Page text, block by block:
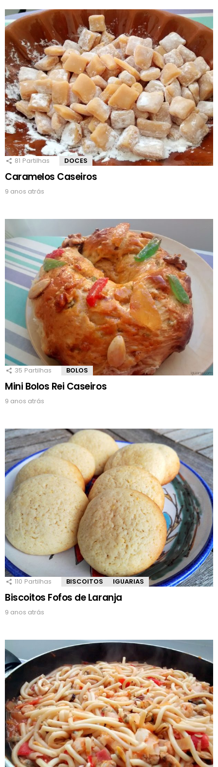
81 Partilhas DOCES
Caramelos Caseiros
9 anos atrás
35 Partilhas BOLOS
Mini Bolos Rei Caseiros
9 anos atrás
110 Partilhas BISCOITOS IGUARIAS
Biscoitos Fofos de Laranja
9 anos atrás